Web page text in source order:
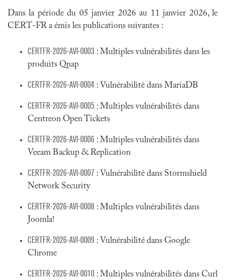
Dans la période du 05 janvier 2026 au 11 janvier 2026, le
CERT-FR a émis les publications suivantes :
CERTFR-2026-AVI-0003 : Multiples vulnérabilités dans les
produits Qnap
CERTFR-2026-AVI-0004 : Vulnérabilité dans MariaDB
CERTFR-2026-AVI-0005 : Multiples vulnérabilités dans
Centreon Open Tickets
CERTFR-2026-AVI-0006 : Multiples vulnérabilités dans
Veeam Backup & Replication
CERTFR-2026-AVI-0007 : Vulnérabilité dans Stormshield
Network Security
CERTFR-2026-AVI-0008 : Multiples vulnérabilités dans
Joomla!
CERTFR-2026-AVI-0009 : Vulnérabilité dans Google
Chrome
CERTFR-2026-AVI-0010 : Multiples vulnérabilités dans Curl